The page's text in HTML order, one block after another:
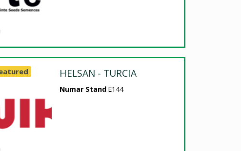
HELSAN - TURCIA
Numar Stand E144